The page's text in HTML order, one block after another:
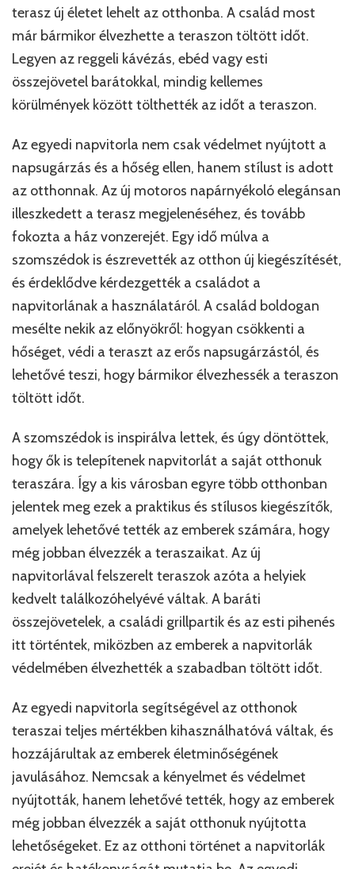
terasz új életet lehelt az otthonba. A család most
már bármikor élvezhette a teraszon töltött időt.
Legyen az reggeli kávézás, ebéd vagy esti
összejövetel barátokkal, mindig kellemes
körülmények között tölthették az időt a teraszon.
Az egyedi napvitorla nem csak védelmet nyújtott a
napsugárzás és a hőség ellen, hanem stílust is adott
az otthonnak. Az új motoros napárnyékoló elegánsan
illeszkedett a terasz megjelenéséhez, és tovább
fokozta a ház vonzerejét. Egy idő múlva a
szomszédok is észrevették az otthon új kiegészítését,
és érdeklődve kérdezgették a családot a
napvitorlának a használatáról. A család boldogan
mesélte nekik az előnyökről: hogyan csökkenti a
hőséget, védi a teraszt az erős napsugárzástól, és
lehetővé teszi, hogy bármikor élvezhessék a teraszon
töltött időt.
A szomszédok is inspirálva lettek, és úgy döntöttek,
hogy ők is telepítenek napvitorlát a saját otthonuk
teraszára. Így a kis városban egyre több otthonban
jelentek meg ezek a praktikus és stílusos kiegészítők,
amelyek lehetővé tették az emberek számára, hogy
még jobban élvezzék a teraszaikat. Az új
napvitorlával felszerelt teraszok azóta a helyiek
kedvelt találkozóhelyévé váltak. A baráti
összejövetelek, a családi grillpartik és az esti pihenés
itt történtek, miközben az emberek a napvitorlák
védelmében élvezhették a szabadban töltött időt.
Az egyedi napvitorla segítségével az otthonok
teraszai teljes mértékben kihasználhatóvá váltak, és
hozzájárultak az emberek életminőségének
javulásához. Nemcsak a kényelmet és védelmet
nyújtották, hanem lehetővé tették, hogy az emberek
még jobban élvezzék a saját otthonuk nyújtotta
lehetőségeket. Ez az otthoni történet a napvitorlák